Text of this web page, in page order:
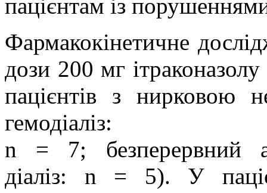
пацієнтам із
Фармакокінетичне
дози 200 мг
пацієнтів з нирковою
гемодіаліз:
n = 7; безперервний
діаліз: n = 5). У